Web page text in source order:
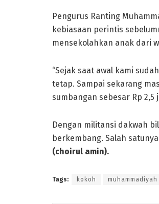
Pengurus Ranting
kebiasaan perintis
mensekolahkan anak dari
“Sejak saat awal kami
tetap. Sampai sekarang
sumbangan sebesar Rp
Dengan militansi dakwah
berkembang. Salah
(choirul amin).
Tags: kokoh muhammadiyah